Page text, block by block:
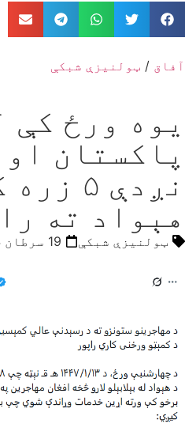
آفاق / ټولنیزې شبکې
یوه ورځ کې
پاکستان
نږدې ۵
هېواد ته
ټولنیزې شبکې 19 سرطان 1404